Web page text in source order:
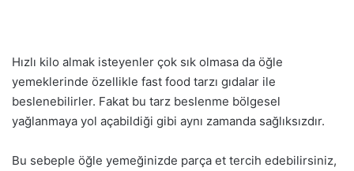
Hızlı kilo almak isteyenler çok sık olmasa da öğle
yemeklerinde özellikle fast food tarzı gıdalar ile
beslenebilirler. Fakat bu tarz beslenme bölgesel
yağlanmaya yol açabildiği gibi aynı zamanda sağlıksızdır.
Bu sebeple öğle yemeğinizde parça et tercih edebilirsiniz,